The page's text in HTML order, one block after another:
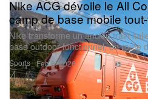
Sports
Nike ACG dévoile le All
camp de base mobile
Nike transforme un ancien train
base outdoor fonctionnel, en route
Feb 8, 2026